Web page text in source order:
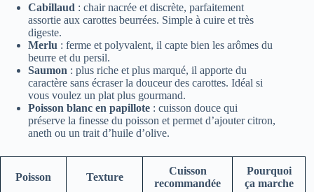
Cabillaud : chair nacrée et discrète, parfaitement
assortie aux carottes beurrées. Simple à cuire et très
digeste.
Merlu : ferme et polyvalent, il capte bien les arômes du
beurre et du persil.
Saumon : plus riche et plus marqué, il apporte du
caractère sans écraser la douceur des carottes. Idéal si
vous voulez un plat plus gourmand.
Poisson blanc en papillote : cuisson douce qui
préserve la finesse du poisson et permet d’ajouter citron,
aneth ou un trait d’huile d’olive.
Poisson Texture
Cuisson
recommandée
Pourquoi
ça marche